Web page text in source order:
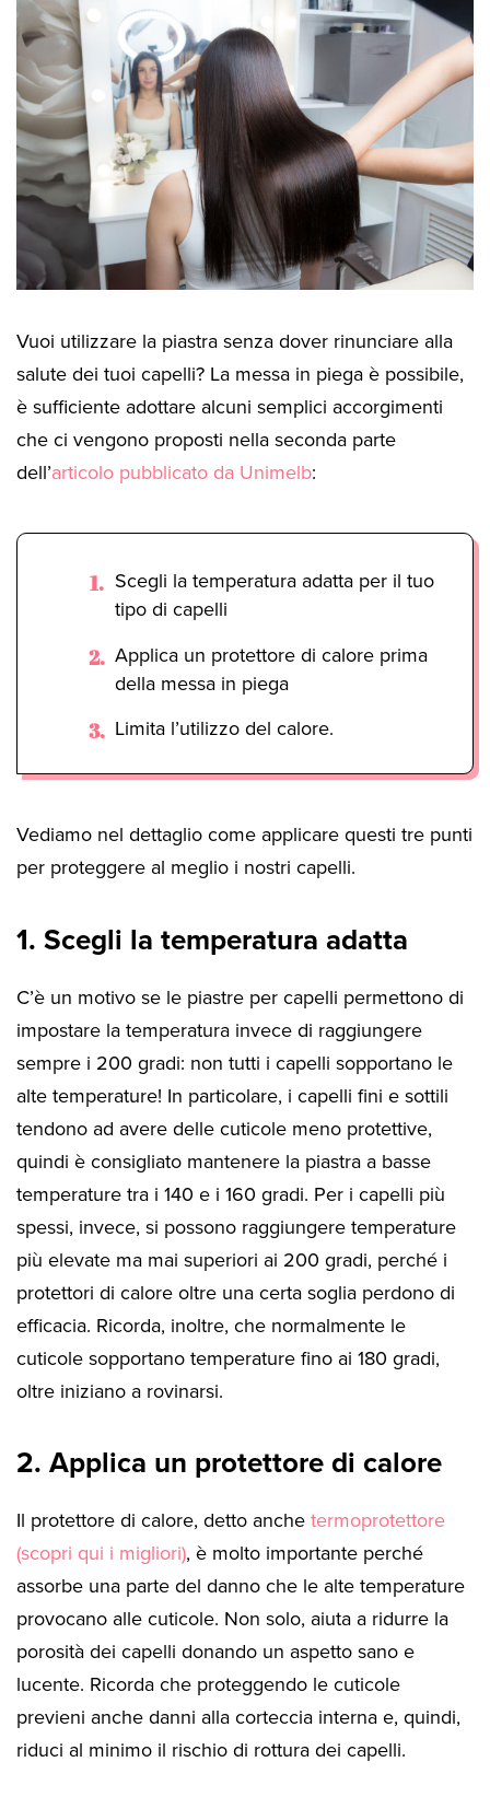
Vuoi utilizzare la piastra senza dover rinunciare alla
salute dei tuoi capelli? La messa in piega è possibile,
è sufficiente adottare alcuni semplici accorgimenti
che ci vengono proposti nella seconda parte
dell’articolo pubblicato da Unimelb:
Scegli la temperatura adatta per il tuo
tipo di capelli
Applica un protettore di calore prima
della messa in piega
Limita l’utilizzo del calore.
Vediamo nel dettaglio come applicare questi tre punti
per proteggere al meglio i nostri capelli.
1. Scegli la temperatura adatta
C’è un motivo se le piastre per capelli permettono di
impostare la temperatura invece di raggiungere
sempre i 200 gradi: non tutti i capelli sopportano le
alte temperature! In particolare, i capelli fini e sottili
tendono ad avere delle cuticole meno protettive,
quindi è consigliato mantenere la piastra a basse
temperature tra i 140 e i 160 gradi. Per i capelli più
spessi, invece, si possono raggiungere temperature
più elevate ma mai superiori ai 200 gradi, perché i
protettori di calore oltre una certa soglia perdono di
efficacia. Ricorda, inoltre, che normalmente le
cuticole sopportano temperature fino ai 180 gradi,
oltre iniziano a rovinarsi.
2. Applica un protettore di calore
Il protettore di calore, detto anche termoprotettore
(scopri qui i migliori), è molto importante perché
assorbe una parte del danno che le alte temperature
provocano alle cuticole. Non solo, aiuta a ridurre la
porosità dei capelli donando un aspetto sano e
lucente. Ricorda che proteggendo le cuticole
previeni anche danni alla corteccia interna e, quindi,
riduci al minimo il rischio di rottura dei capelli.